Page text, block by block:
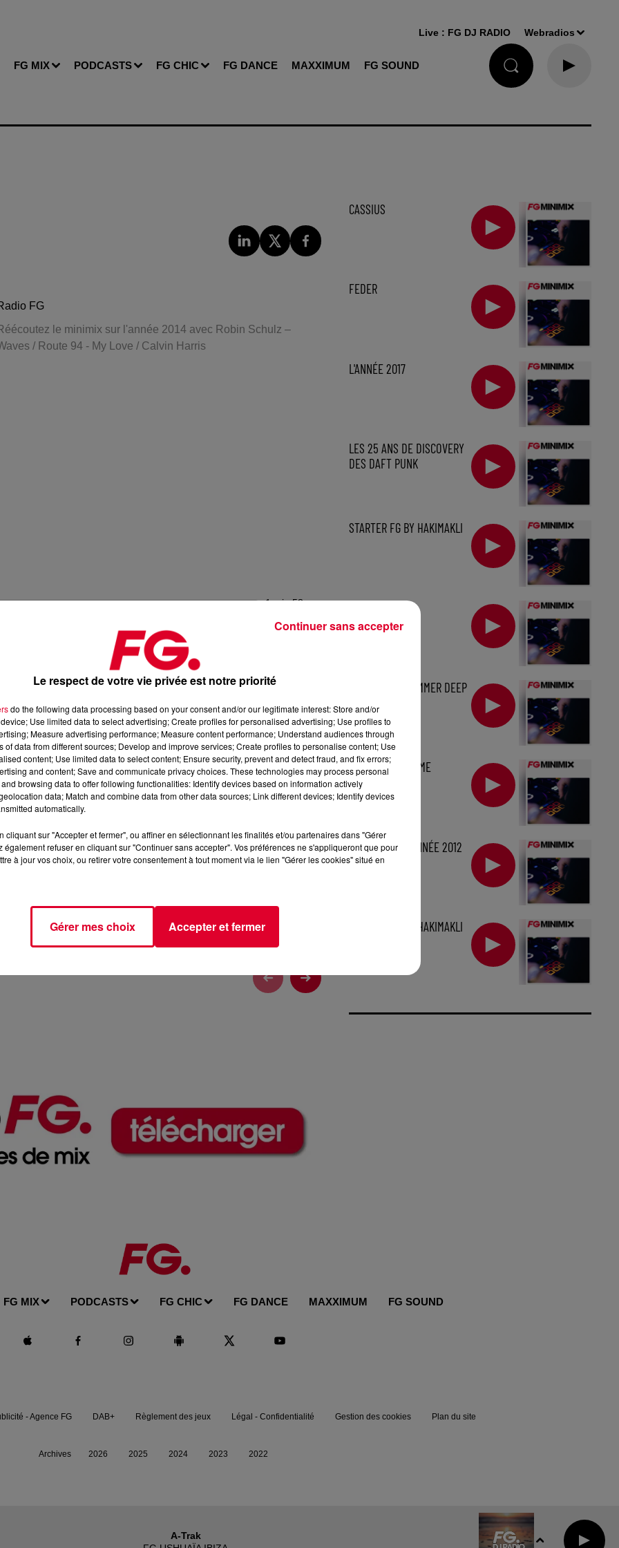
FG MIX PODCASTS FG CHIC FG DANCE MAXXIMUM FG SOUND
Live : FG DJ RADIO Webradios
FG
le minimix sur l'année 2014 avec Robin Schulz –
/ Route 94 - My Love / Calvin Harris
1 min 58 sec
Waves / Route 94 - My Love / Calvin Harris - Summer
FG (IOShttps://urlz.fr/hhZx- Google Play
programmation house, deep, et électro
CASSIUS
FEDER
L'ANNÉE 2017
LES 25 ANS DE DISCOVERY
DES DAFT PUNK
STARTER FG BY HAKIMAKLI
MINIMIX FG : SUMMER DEEP
HOUSE
MINIMIX FG : MØME
MINIMIX FG : L'ANNÉE 2012
STARTER FG BY HAKIMAKLI
FG MIX PODCASTS FG CHIC FG DANCE MAXXIMUM FG SOUND
A-Trak
- Agence FG DAB+ Règlement des jeux Légal - Confidentialité Gestion des cookies Plan du site
Archives 2026 2025 2024 2023 2022
Le respect de votre vie privée est notre priorité
do the following data processing based on your consent and/or our legitimate interest: Store and/or
Use limited data to select advertising; Create profiles for personalised advertising; Use profiles to
Measure advertising performance; Measure content performance; Understand audiences through
of data from different sources; Develop and improve services; Create profiles to personalise content; Use
content; Use limited data to select content; Ensure security, prevent and detect fraud, and fix errors;
and content; Save and communicate privacy choices. These technologies may process personal
browsing data to offer following functionalities: Identify devices based on information actively
data; Match and combine data from other data sources; Link different devices; Identify devices
automatically.
cliquant sur "Accepter et fermer", ou affiner en sélectionnant les finalités et/ou partenaires dans "Gérer
également refuser en cliquant sur "Continuer sans accepter". Vos préférences ne s'appliqueront que pour
à jour vos choix, ou retirer votre consentement à tout moment via le lien "Gérer les cookies" situé en
Gérer mes choix Accepter et fermer
Continuer sans accepter